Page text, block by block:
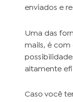
enviados e
Uma das
mails, é com
altamente
Caso você